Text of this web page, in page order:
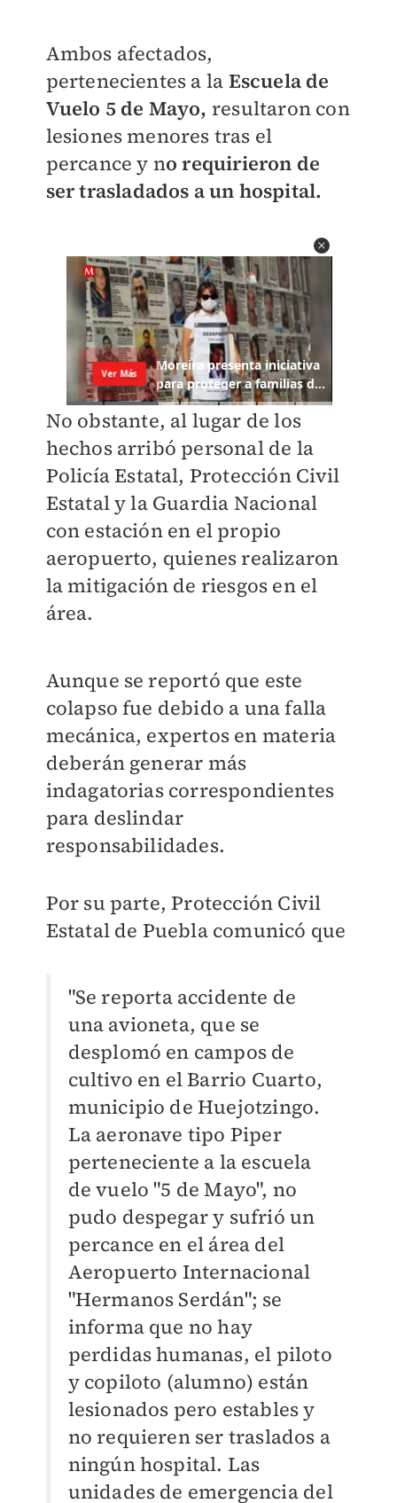
Ambos afectados,
pertenecientes a la Escuela de
Vuelo 5 de Mayo, resultaron con
lesiones menores tras el
percance y no requirieron de
ser trasladados a un hospital.
No obstante, al lugar de los
hechos arribó personal de la
Policía Estatal, Protección Civil
Estatal y la Guardia Nacional
con estación en el propio
aeropuerto, quienes realizaron
la mitigación de riesgos en el
área.
Aunque se reportó que este
colapso fue debido a una falla
mecánica, expertos en materia
deberán generar más
indagatorias correspondientes
para deslindar
responsabilidades.
Por su parte, Protección Civil
Estatal de Puebla comunicó que
"Se reporta accidente de
una avioneta, que se
desplomó en campos de
cultivo en el Barrio Cuarto,
municipio de Huejotzingo.
La aeronave tipo Piper
perteneciente a la escuela
de vuelo "5 de Mayo", no
pudo despegar y sufrió un
percance en el área del
Aeropuerto Internacional
"Hermanos Serdán"; se
informa que no hay
perdidas humanas, el piloto
y copiloto (alumno) están
lesionados pero estables y
no requieren ser traslados a
ningún hospital. Las
unidades de emergencia del